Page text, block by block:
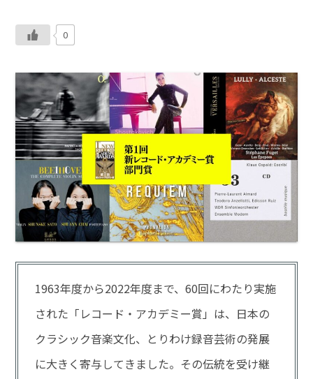
0
1963年度から2022年度まで、60回にわたり実施
された「レコード・アカデミー賞」は、日本の
クラシック音楽文化、とりわけ録音芸術の発展
に大きく寄与してきました。その伝統を受け継